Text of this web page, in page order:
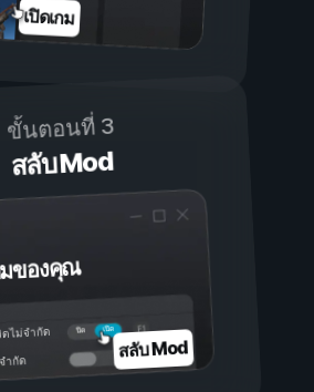
เปิดเกม
ขั้นตอนที่ 3
สลับ Mod
มของคุณ
เปิด
ปิด
ไม่จำกัด
ำกัด สลับ Mod